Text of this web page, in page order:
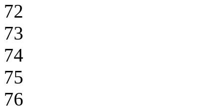
72
73
74
75
76